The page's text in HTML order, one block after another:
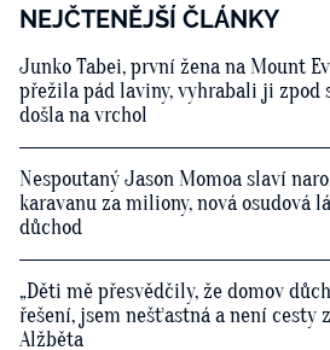
NEJČTENĚJŠÍ ČLÁNKY
Junko Tabei, první žena na Mount
přežila pád laviny, vyhrabali ji zpod
došla na vrchol
Nespoutaný Jason Momoa slaví
karavanu za miliony, nová osudová
důchod
„Děti mě přesvědčily, že domov
řešení, jsem nešťastná a není cesty
Alžběta